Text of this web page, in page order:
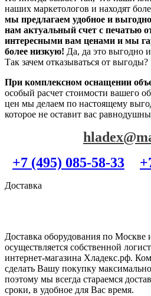
наших маркетологов и находят
мы предлагаем удобное и
нам актуальный счет с печатью
интересными вам ценами и мы
более низкую! Да, да это выгодно
Так зачем отказываться от выгоды?
При комплексном оснащении
особый расчет стоимости вашего
цен мы делаем по настоящему
которое не оставит вас
+7 (495) 085-58-33
Доставка
Доставка оборудования по Москве
осуществляется собственной
интернет-магазина Хладекс.рф.
сделать Вашу покупку
поэтому мы всегда стараемся
сроки, в удобное для Вас время.